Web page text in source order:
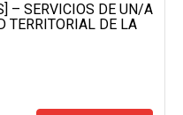
– SERVICIOS DE UN/A
TERRITORIAL DE LA